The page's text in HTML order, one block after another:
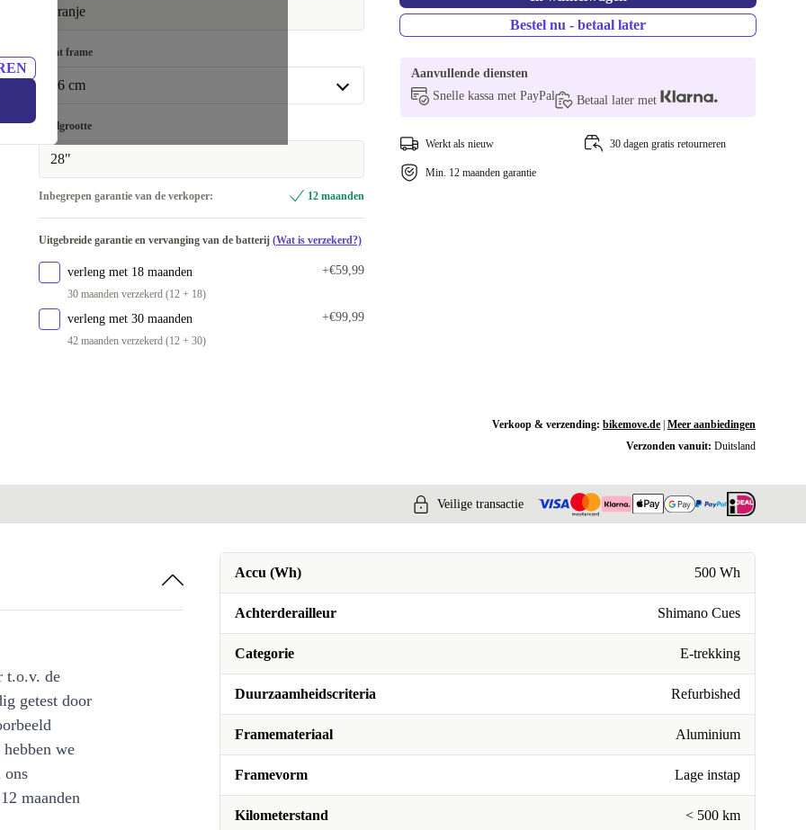
oranje
Maat frame
46 cm
46 cm
43 cm
Wielgrootte
28"
Inbegrepen garantie van de verkoper: 12 maanden
Uitgebreide garantie en vervanging van de batterij (Wat is verzekerd?)
verleng met 18 maanden
30 maanden verzekerd (12 + 18)
+€59,99
verleng met 30 maanden
42 maanden verzekerd (12 + 30)
+€99,99
Bestel nu - betaal later
Aanvullende diensten
Snelle kassa met PayPal
Betaal later met
Werkt als nieuw 30 dagen gratis retourneren
Min. 12 maanden garantie
Verkoop & verzending: bikemove.de| Meer aanbiedingen
Verzonden vanuit: Duitsland
Veilige transactie
Accu (Wh) 500 Wh
Achterderailleur Shimano Cues
Categorie E-trekking
Duurzaamheidscriteria Refurbished
Framemateriaal Aluminium
Framevorm Lage instap
Kilometerstand < 500 km
t.o.v. de
getest door
we
ons
maanden